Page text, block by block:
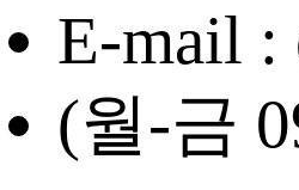
E-mail :
(월-금